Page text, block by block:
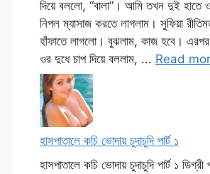
দিয়ে বললো, “বালা”। আমি তখন দুই হাতে
নিপল ম্যাসাজ করতে লাগলাম। সুফিয়া
হাঁফাতে লাগলো। বুঝলাম, কাজ হবে।
ওর দুধে চাপ দিয়ে বললাম, ... Read
হাসপাতালে কচি ভোদায় চুদাচুদি পার্ট ১
হাসপাতালে কচি ভোদায় চুদাচুদি পার্ট ১ ডিগ্রী